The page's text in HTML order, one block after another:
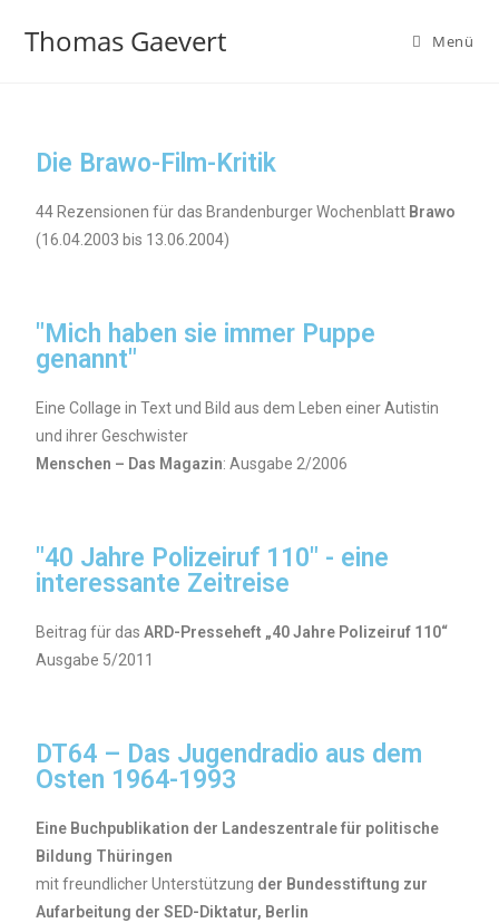
Thomas Gaevert Menü
Die Brawo-Film-Kritik
44 Rezensionen für das Brandenburger Wochenblatt Brawo
(16.04.2003 bis 13.06.2004)
"Mich haben sie immer Puppe
genannt"
Eine Collage in Text und Bild aus dem Leben einer Autistin
und ihrer Geschwister
Menschen – Das Magazin: Ausgabe 2/2006
"40 Jahre Polizeiruf 110" - eine
interessante Zeitreise
Beitrag für dasARD-Presseheft „40 Jahre Polizeiruf 110“
Ausgabe 5/2011
DT64 – Das Jugendradio aus dem
Osten 1964-1993
Eine Buchpublikation der Landeszentrale für politische
Bildung Thüringen
mit freundlicher Unterstützung der Bundesstiftung zur
Aufarbeitung der SED-Diktatur, Berlin